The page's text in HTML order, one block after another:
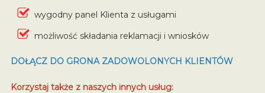
wygodny panel Klienta z usługami
możliwość składania reklamacji i wniosków
DOŁĄCZ DO GRONA ZADOWOLONYCH KLIENTÓW
Korzystaj także z naszych innych usług: